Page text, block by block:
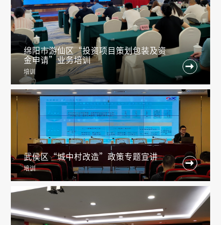
绵阳市游仙区“投资项目策划包装及资
金申请”业务培训
培训

武侯区“城中村改造”政策专题宣讲
培训
